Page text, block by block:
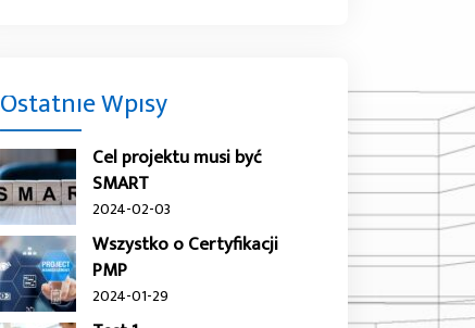
Ostatnie Wpisy
Cel projektu musi być
SMART
2024-02-03
Wszystko o Certyfikacji
PMP
2024-01-29